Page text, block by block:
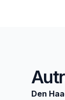
Den